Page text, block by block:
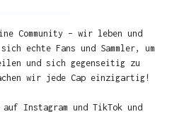
Community – wir leben und
echte Fans und Sammler, um
und sich gegenseitig zu
wir jede Cap einzigartig!
auf Instagram und TikTok und